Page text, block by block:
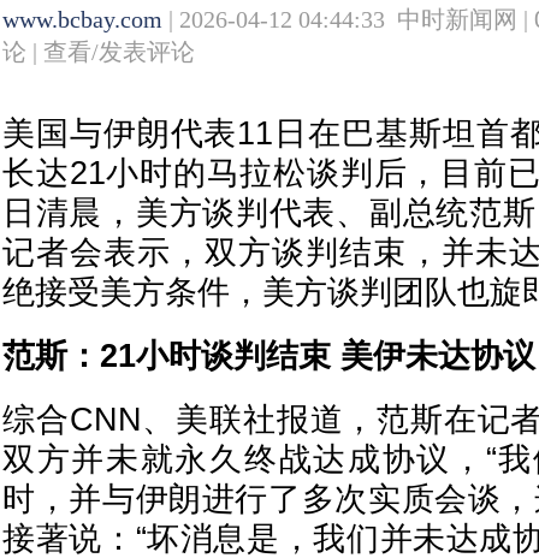
www.bcbay.com | 2026-04-12 04:44:33 中时新闻网 |
论 | 查看/发表评论
美国与伊朗代表11日在巴基斯坦首
长达21小时的马拉松谈判后，目前
日清晨，美方谈判代表、副总统范
记者会表示，双方谈判结束，并未
绝接受美方条件，美方谈判团队也旋
范斯：21小时谈判结束 美伊未达协
综合CNN、美联社报道，范斯在记
双方并未就永久终战达成协议，“
时，并与伊朗进行了多次实质会谈
接著说：“坏消息是，我们并未达成